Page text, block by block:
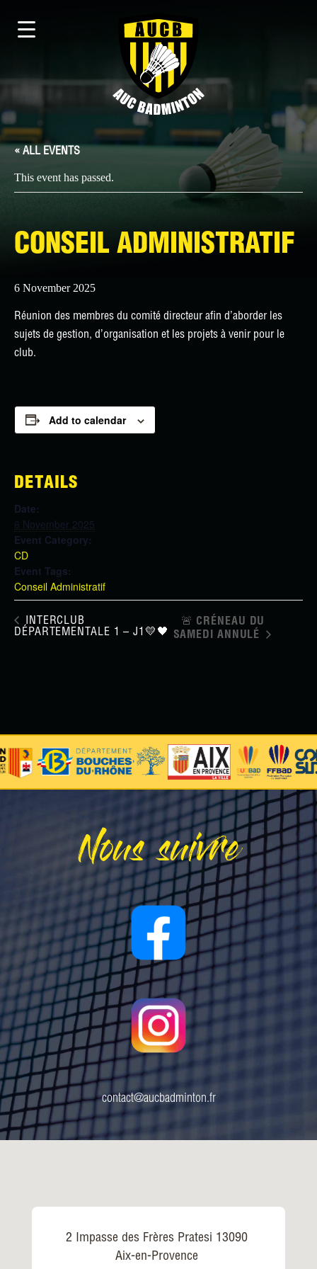
« ALL EVENTS
This event has passed.
CONSEIL ADMINISTRATIF
6 November 2025
Réunion des membres du comité directeur afin d’aborder les
sujets de gestion, d’organisation et les projets à venir pour le
club.
Add to calendar
DETAILS
Date:
6 November 2025
Event Category:
CD
Event Tags:
Conseil Administratif
INTERCLUB
DÉPARTEMENTALE 1 – J1💛🖤
🚨​ CRÉNEAU DU
SAMEDI ANNULÉ
Nous suivre
contact@aucbadminton.fr
2 Impasse des Frères Pratesi 13090
Aix-en-Provence